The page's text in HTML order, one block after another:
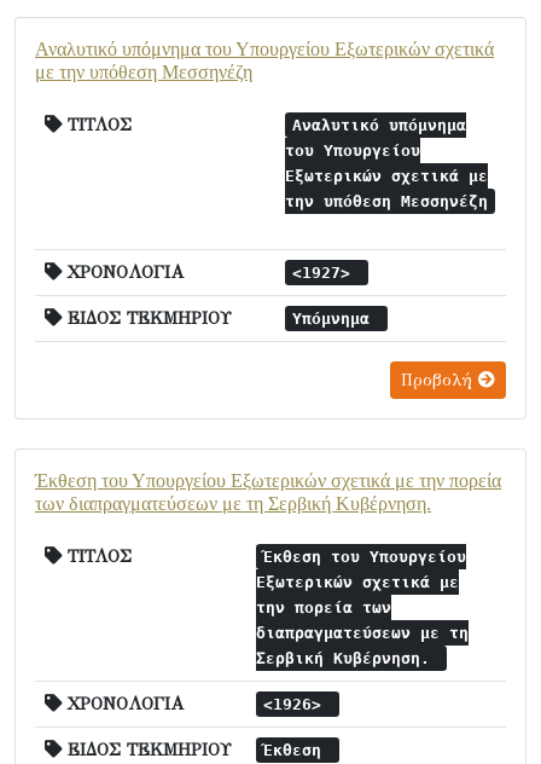
Αναλυτικό υπόμνημα του Υπουργείου Εξωτερικών σχετικά
με την υπόθεση Μεσσηνέζη
ΤΙΤΛΟΣ
Αναλυτικό υπόμνημα
του Υπουργείου
Εξωτερικών σχετικά με
την υπόθεση Μεσσηνέζη
ΧΡΟΝΟΛΟΓΙΑ <1927>
ΕΙΔΟΣ ΤΕΚΜΗΡΙΟΥ Υπόμνημα
Προβολή
Έκθεση του Υπουργείου Εξωτερικών σχετικά με την πορεία
των διαπραγματεύσεων με τη Σερβική Κυβέρνηση.
ΤΙΤΛΟΣ
Έκθεση του Υπουργείου
Εξωτερικών σχετικά με
την πορεία των
διαπραγματεύσεων με τη
Σερβική Κυβέρνηση.
ΧΡΟΝΟΛΟΓΙΑ <1926>
ΕΙΔΟΣ ΤΕΚΜΗΡΙΟΥ Έκθεση